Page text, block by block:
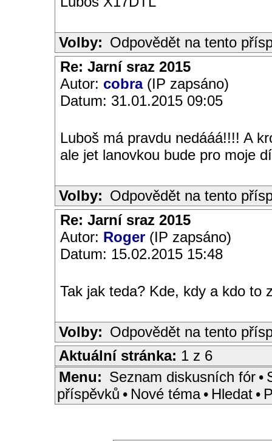
Volby: Odpovědět na tento
Re: Jarní sraz 2015
Autor: cobra(IP zapsáno)
Datum: 31.01.2015 09:05
Luboš má pravdu nedááá!!!! A
ale jet lanovkou bude pro moje
Volby: Odpovědět na tento
Re: Jarní sraz 2015
Autor: Roger (IP zapsáno)
Datum: 15.02.2015 15:48
Tak jak teda? Kde, kdy a kdo to
Volby: Odpovědět na tento
Aktuální stránka: 1 z 6
Menu: Seznam diskusních fór •
příspěvků • Nové téma • Hledat •